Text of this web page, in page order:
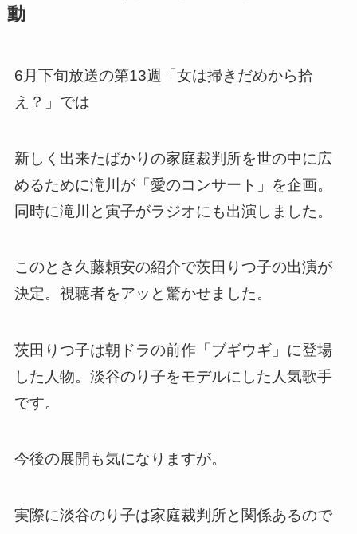
動
6月下旬放送の第13週「女は掃きだめから拾
え？」では
新しく出来たばかりの家庭裁判所を世の中に広
めるために滝川が「愛のコンサート」を企画。
同時に滝川と寅子がラジオにも出演しました。
このとき久藤頼安の紹介で茨田りつ子の出演が
決定。視聴者をアッと驚かせました。
茨田りつ子は朝ドラの前作「ブギウギ」に登場
した人物。淡谷のり子をモデルにした人気歌手
です。
今後の展開も気になりますが。
実際に淡谷のり子は家庭裁判所と関係あるので